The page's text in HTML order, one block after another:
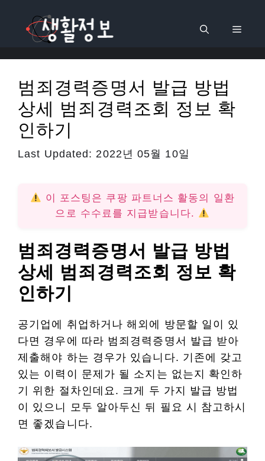
로
메
범죄경력증명서 발급 방법
상세 범죄경력조회 정보 확
인하기
Last Updated: 2022년 05월 10일
이 포스팅은 쿠팡 파트너스 활동의 일환
으로 수수료를 지급받습니다.
범죄경력증명서 발급 방법
상세 범죄경력조회 정보 확
인하기
공기업에 취업하거나 해외에 방문할 일이 있
다면 경우에 따라 범죄경력증명서 발급 받아
제출해야 하는 경우가 있습니다. 기존에 갖고
있는 이력이 문제가 될 소지는 없는지 확인하
기 위한 절차인데요. 크게 두 가지 발급 방법
이 있으니 모두 알아두신 뒤 필요 시 참고하시
면 좋겠습니다.